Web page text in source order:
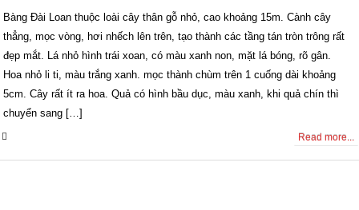
Bàng Đài Loan thuộc loài cây thân gỗ nhỏ, cao khoảng 15m. Cành cây
thẳng, mọc vòng, hơi nhếch lên trên, tạo thành các tầng tán tròn trông rất
đẹp mắt. Lá nhỏ hình trái xoan, có màu xanh non, mặt lá bóng, rõ gân.
Hoa nhỏ li ti, màu trắng xanh. mọc thành chùm trên 1 cuống dài khoảng
5cm. Cây rất ít ra hoa. Quả có hình bầu dục, màu xanh, khi quả chín thì
chuyển sang […]
Read more...